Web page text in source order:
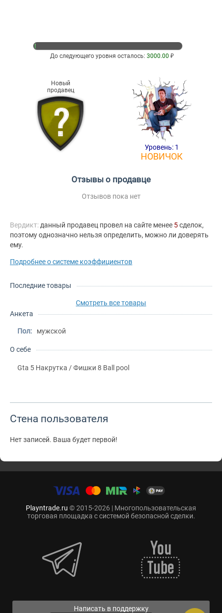
До следующего уровня осталось: 3000.00 ₽
Новый
продавец
Уровень: 1
НОВИЧОК
Отзывы о продавце
Отзывов пока нет
Вердикт: данный продавец провел на сайте менее 5сделок,
поэтому однозначно нельзя определить, можно ли доверять
ему.
Подробнее о системе коэффициентов
Последние товары
Смотреть все товары
Анкета
Пол: мужской
О себе
Gta 5 Накрутка / Фишки 8 Ball pool
Стена пользователя
Нет записей. Ваша будет первой!
Playntrade.ru © 2015-2026 | Многопользовательская
торговая площадка с системой безопасной сделки.
Написать в поддержку